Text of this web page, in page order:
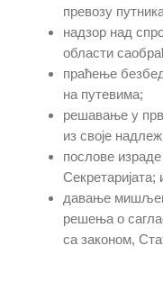
превозу
надзор над
области
праћење
на путевима;
решавање у
из своје
послове
Секретаријата;
давање
решења о
са законом,